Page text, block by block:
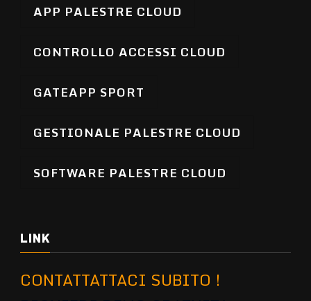
APP PALESTRE CLOUD
CONTROLLO ACCESSI CLOUD
GATEAPP SPORT
GESTIONALE PALESTRE CLOUD
SOFTWARE PALESTRE CLOUD
LINK
CONTATTATTACI SUBITO !